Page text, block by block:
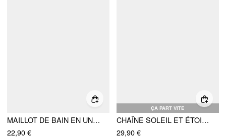
MAILLOT DE BAIN EN UNE PIÈCE AVEC COL EN CŒUR ET DOS NU, EFFET TEXTURÉ
22,90 €
ÇA PART VITE
CHAÎNE SOLEIL ET ÉTOILES DÉCOLLETÉ EN V À NOUER DANS LE DOS UNE PIÈCE
29,90 €